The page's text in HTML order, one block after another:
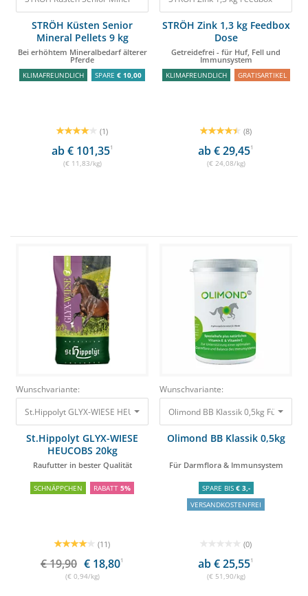
STRÖH Küsten Senior
Mineral Pellets 9 kg
Feedbox
Bei erhöhtem Mineralbedarf älterer
Pferde
KLIMAFREUNDLICH SPARE € 10,00
(1)
ab € 101,351
(€ 11,83/kg)
STRÖH Zink 1,3 kg Feedbox
Dose
Getreidefrei - für Huf, Fell und
Immunsystem
KLIMAFREUNDLICH GRATISARTIKEL
(8)
ab € 29,451
(€ 24,08/kg)
Wunschvariante:
St.Hippolyt GLYX-WIESE HEUCOBS 20kg Raufutter in bester Qualität
St.Hippolyt GLYX-WIESE
HEUCOBS 20kg
Raufutter in bester Qualität
SCHNÄPPCHEN RABATT 5%
(11)
€ 19,90 € 18,801
(€ 0,94/kg)
Wunschvariante:
Olimond BB Klassik 0,5kg Für
Olimond BB Klassik 0,5kg
Für Darmflora & Immunsystem
SPARE BIS € 3,-
VERSANDKOSTENFREI
(0)
ab € 25,551
(€ 51,90/kg)